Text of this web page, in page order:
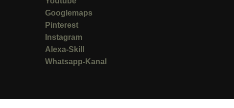
Googlemaps
Pinterest
Instagram
Alexa-Skill
Whatsapp-Kanal